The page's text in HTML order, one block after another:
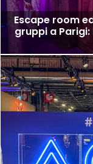
Escape room
gruppi a